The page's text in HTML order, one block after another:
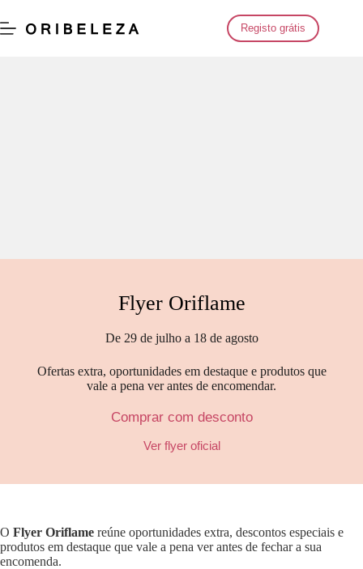
para
o
Registo grátis
Flyer Oriflame
De 29 de julho a 18 de agosto
Ofertas extra, oportunidades em destaque e produtos que
vale a pena ver antes de encomendar.
Comprar com desconto
Ver flyer oficial
O Flyer Oriflame reúne oportunidades extra, descontos especiais e
produtos em destaque que vale a pena ver antes de fechar a sua
encomenda.